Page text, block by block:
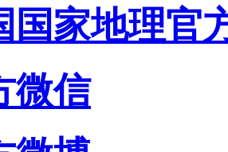
国家地理官
微信